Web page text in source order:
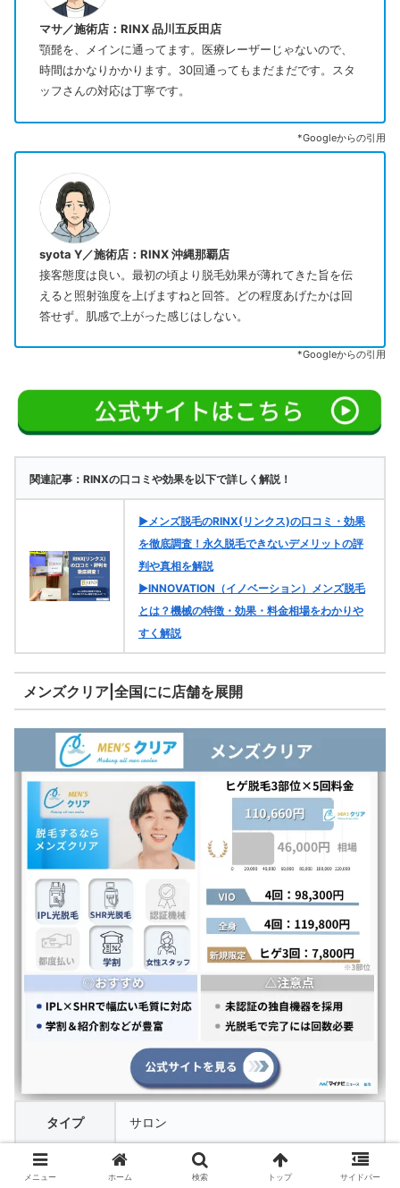
マサ／施術店：RINX 品川五反田店
顎髭を、メインに通ってます。医療レーザーじゃないので、
時間はかなりかかります。30回通ってもまだまだです。スタ
ッフさんの対応は丁寧です。
*Googleからの引用
syota Y／施術店：RINX 沖縄那覇店
接客態度は良い。最初の頃より脱毛効果が薄れてきた旨を伝
えると照射強度を上げますねと回答。どの程度あげたかは回
答せず。肌感で上がった感じはしない。
*Googleからの引用
関連記事：RINXの口コミや効果を以下で詳しく解説！
▶メンズ脱毛のRINX(リンクス)の口コミ・効果
を徹底調査！永久脱毛できないデメリットの評
判や真相を解説
▶INNOVATION（イノベーション）メンズ脱毛
とは？機械の特徴・効果・料金相場をわかりや
すく解説
メンズクリア|全国にに店舗を展開
タイプ サロン
脱毛機器 クリアプロ（IPL×SHR）
メニュー ホーム 検索 トップ サイドバー